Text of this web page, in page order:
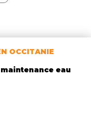
OCCITANIE
eau